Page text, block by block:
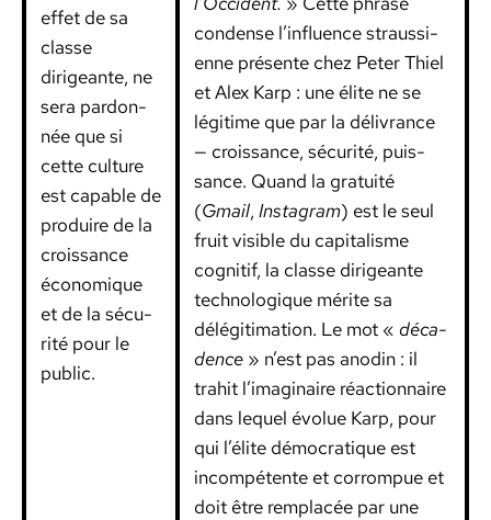
effet de sa
classe
dirigeante, ne
sera par­don­
née que si
cette cul­ture
est capa­ble de
pro­duire de la
crois­sance
économique
et de la sécu­
rité pour le
pub­lic.
con­dense l’influence straussi­
enne présente chez Peter Thiel
et Alex Karp : une élite ne se
légitime que par la délivrance
— crois­sance, sécu­rité, puis­
sance. Quand la gra­tu­ité
(Gmail, Insta­gram) est le seul
fruit vis­i­ble du cap­i­tal­isme
cog­ni­tif, la classe dirigeante
tech­nologique mérite sa
délégiti­ma­tion. Le mot « déca­
dence » n’est pas anodin : il
trahit l’imaginaire réac­tion­naire
dans lequel évolue Karp, pour
qui l’élite démoc­ra­tique est
incom­pé­tente et cor­rompue et
doit être rem­placée par une